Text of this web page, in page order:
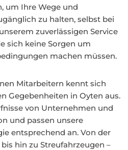
um Ihre Wege und
zu halten, selbst bei
zuverlässigen Service
sich keine Sorgen um
machen müssen.
Mitarbeitern kennt sich
Gegebenheiten in Oyten aus.
von Unternehmen und
und passen unsere
entsprechend an. Von der
hin zu Streufahrzeugen –